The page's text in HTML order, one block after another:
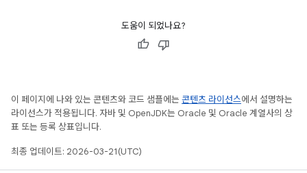
도움이 되었나요?
이 페이지에 나와 있는 콘텐츠와 코드 샘플에는 콘텐츠 라이선스에서 설명하는
라이선스가 적용됩니다. 자바 및 OpenJDK는 Oracle 및 Oracle 계열사의 상
표 또는 등록 상표입니다.
최종 업데이트: 2026-03-21(UTC)